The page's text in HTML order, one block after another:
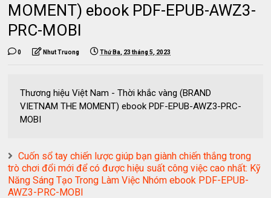
MOMENT) ebook PDF-EPUB-AWZ3-
PRC-MOBI
0 Nhut Truong Thứ Ba, 23 tháng 5, 2023
Thương hiệu Việt Nam - Thời khắc vàng (BRAND
VIETNAM THE MOMENT) ebook PDF-EPUB-AWZ3-PRC-
MOBI
Cuốn sổ tay chiến lược giúp bạn giành chiến thắng trong
trò chơi đổi mới để có được hiệu suất công việc cao nhất: Kỹ
Năng Sáng Tạo Trong Làm Việc Nhóm ebook PDF-EPUB-
AWZ3-PRC-MOBI